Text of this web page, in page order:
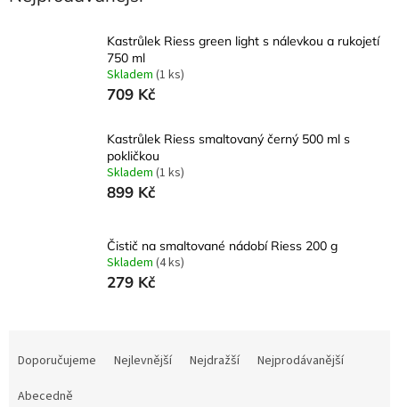
Kastrůlek Riess green light s nálevkou a rukojetí
750 ml
Skladem (1 ks)
709 Kč
Kastrůlek Riess smaltovaný černý 500 ml s
pokličkou
Skladem (1 ks)
899 Kč
Čistič na smaltované nádobí Riess 200 g
Skladem (4 ks)
279 Kč
aDoporučujeme Nejlevnější Nejdražší
Nejprodávanější
Abecedně